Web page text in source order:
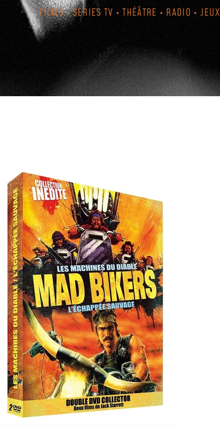
FILMS • SÉRIES TV • THÉÂTRE • RADIO • JEUX